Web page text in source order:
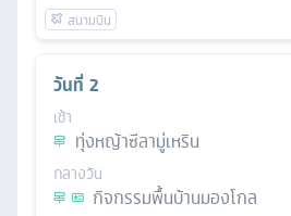
วันที่ 2
เช้า
ทุ่งหญ้าซีลามู่เหริน
กลางวัน
กิจกรรมพื้นบ้านมองโกล